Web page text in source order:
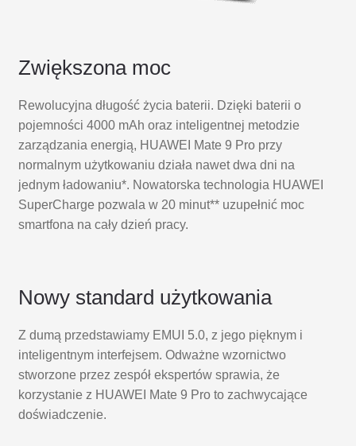
Zwiększona moc
Rewolucyjna długość życia baterii. Dzięki baterii o
pojemności 4000 mAh oraz inteligentnej metodzie
zarządzania energią, HUAWEI Mate 9 Pro przy
normalnym użytkowaniu działa nawet dwa dni na
jednym ładowaniu*. Nowatorska technologia HUAWEI
SuperCharge pozwala w 20 minut** uzupełnić moc
smartfona na cały dzień pracy.
Nowy standard użytkowania
Z dumą przedstawiamy EMUI 5.0, z jego pięknym i
inteligentnym interfejsem. Odważne wzornictwo
stworzone przez zespół ekspertów sprawia, że
korzystanie z HUAWEI Mate 9 Pro to zachwycające
doświadczenie.